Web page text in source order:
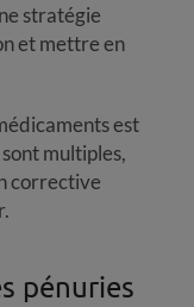
stratégie
et mettre en
est
multiples,
corrective
pénuries